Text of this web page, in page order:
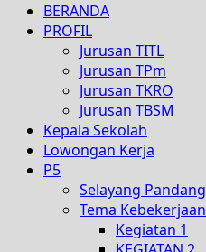
BERANDA
PROFIL
Jurusan TITL
Jurusan TPm
Jurusan TKRO
Jurusan TBSM
Kepala Sekolah
Lowongan Kerja
P5
Selayang Pandang
Tema Kebekerjaan
Kegiatan 1